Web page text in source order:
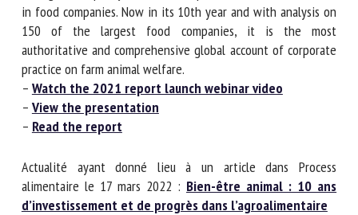
welfare management, policy commitment, performance and
disclosure in food companies. Now in its 10th year and with
analysis on 150 of the largest food companies, it is the
most authoritative and comprehensive global account of
corporate practice on farm animal welfare.
– Watch the 2021 report launch webinar video
– View the presentation
Actualité ayant donné lieu à un article dans Process
alimentaire le 17 mars 2022 :Bien-être animal : 10 ans